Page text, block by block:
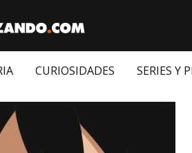
CURIOSIDADES SERIES Y